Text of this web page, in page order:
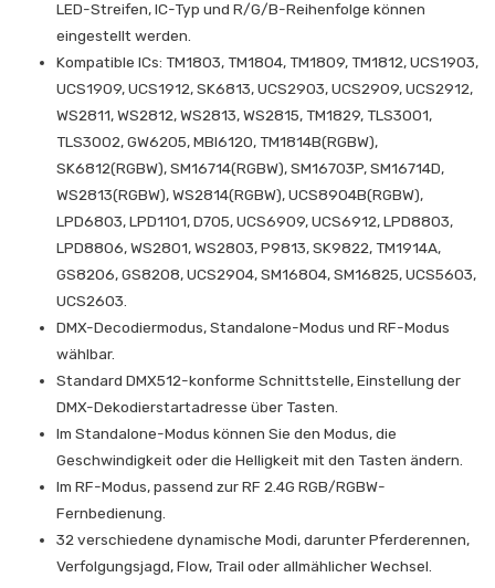
LED-Streifen, IC-Typ und R/G/B-Reihenfolge können
eingestellt werden.
Kompatible ICs: TM1803, TM1804, TM1809, TM1812, UCS1903,
UCS1909, UCS1912, SK6813, UCS2903, UCS2909, UCS2912,
WS2811, WS2812, WS2813, WS2815, TM1829, TLS3001,
TLS3002, GW6205, MBI6120, TM1814B(RGBW),
SK6812(RGBW), SM16714(RGBW), SM16703P, SM16714D,
WS2813(RGBW), WS2814(RGBW), UCS8904B(RGBW),
LPD6803, LPD1101, D705, UCS6909, UCS6912, LPD8803,
LPD8806, WS2801, WS2803, P9813, SK9822, TM1914A,
GS8206, GS8208, UCS2904, SM16804, SM16825, UCS5603,
UCS2603.
DMX-Decodiermodus, Standalone-Modus und RF-Modus
wählbar.
Standard DMX512-konforme Schnittstelle, Einstellung der
DMX-Dekodierstartadresse über Tasten.
Im Standalone-Modus können Sie den Modus, die
Geschwindigkeit oder die Helligkeit mit den Tasten ändern.
Im RF-Modus, passend zur RF 2.4G RGB/RGBW-
Fernbedienung.
32 verschiedene dynamische Modi, darunter Pferderennen,
Verfolgungsjagd, Flow, Trail oder allmählicher Wechsel.